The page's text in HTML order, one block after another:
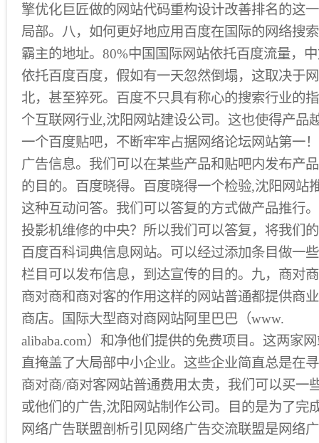
擎优化巨匠做的网站代码重构设计改善排名的这
局部。八，如何更好地应用百度在国际的网络搜
霸主的地址。80%中国国际网站依托百度流量，
依托百度百度，假如有一天忽然倒塌，这取决于
北，甚至猝死。百度不只具有称心的搜索行业的
个互联网行业,沈阳网站建设公司。这也使得产品
一个百度贴吧，不断牢牢占据网络论坛网站第一
广告信息。我们可以在某些产品和贴吧内发布产
的目的。百度晓得。百度晓得一个检验,沈阳网站
这种互动问答。我们可以答复的方式做产品推行
投影机维修的中央？所以我们可以答复，将我们
百度百科词典信息网站。可以经过添加条目做一
栏目可以发布信息，到达宣传的目的。九，商对
商对商和商对客的作用这样的网站普通都提供商
商店。国际大型商对商网站阿里巴巴（www.
alibaba.com）和净他们提供的免费项目。这两家
直掩盖了大局部中小企业。这些企业简直总是在
商对商/商对客网站普通费用太贵，我们可以买一
或他们的广告,沈阳网站制作公司。目的是为了完
网络广告联盟剖析引见网络广告交流联盟是网络